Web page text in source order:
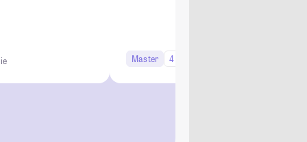
Master 4 Semester